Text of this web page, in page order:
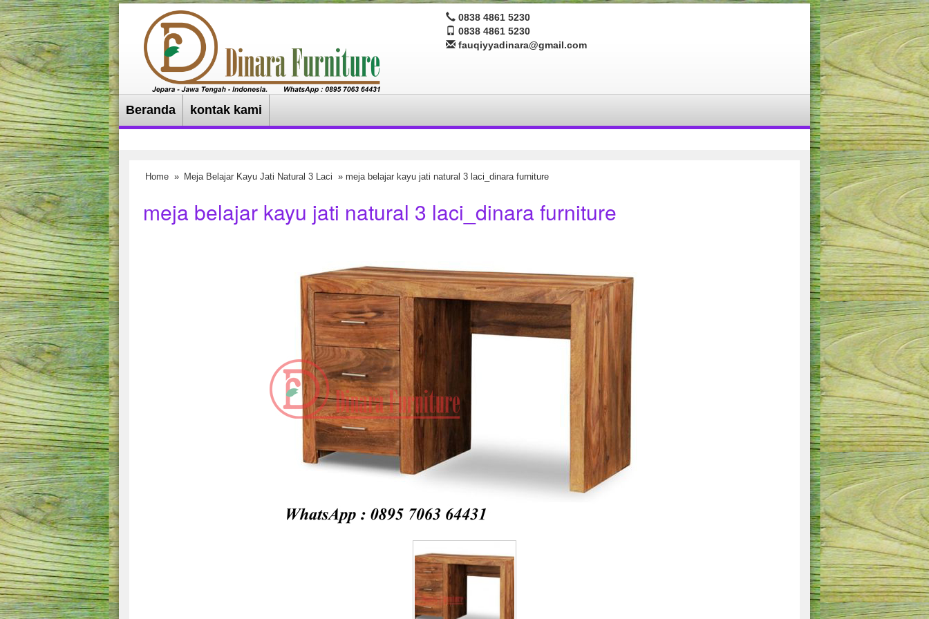
0838 4861 5230
0838 4861 5230
fauqiyyadinara@gmail.com
Beranda kontak kami
Home » Meja Belajar Kayu Jati Natural 3 Laci » meja belajar kayu jati natural 3 laci_dinara furniture
meja belajar kayu jati natural 3 laci_dinara furniture